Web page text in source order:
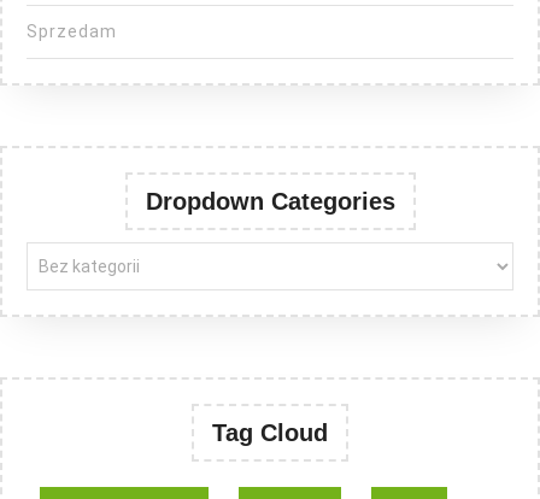
Sprzedam
Dropdown Categories
Tag Cloud